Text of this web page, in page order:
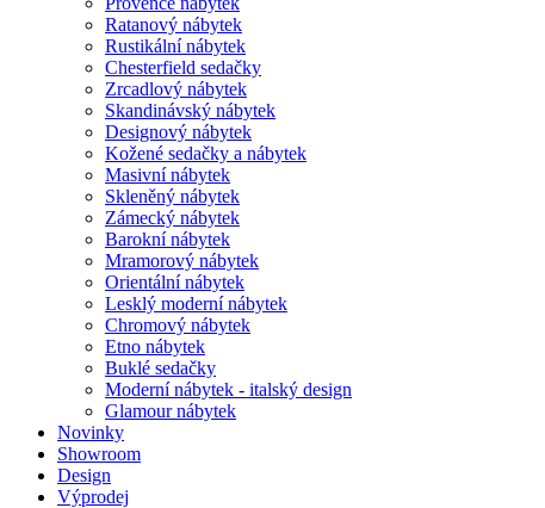
Ratanový nábytek
Rustikální nábytek
Chesterfield sedačky
Zrcadlový nábytek
Skandinávský nábytek
Designový nábytek
Kožené sedačky a nábytek
Masivní nábytek
Skleněný nábytek
Zámecký nábytek
Barokní nábytek
Mramorový nábytek
Orientální nábytek
Lesklý moderní nábytek
Chromový nábytek
Etno nábytek
Buklé sedačky
Moderní nábytek - italský design
Glamour nábytek
Novinky
Showroom
Design
Výprodej